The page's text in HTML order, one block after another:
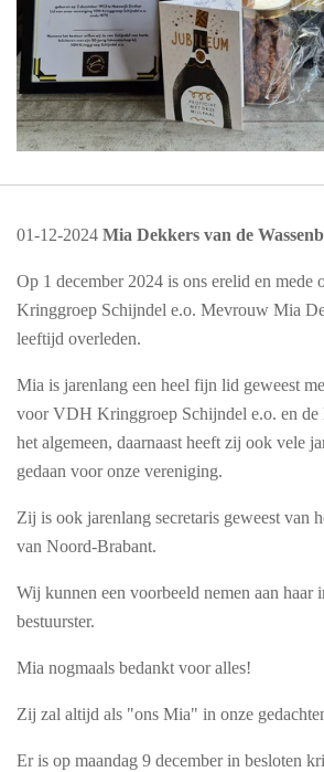
01-12-2024 Mia Dekkers van de
Op 1 december 2024 is ons erelid en
Kringgroep Schijndel e.o. Mevrouw Mia
leeftijd overleden.
Mia is jarenlang een heel fijn lid geweest
voor VDH Kringgroep Schijndel e.o. en de
het algemeen, daarnaast heeft zij ook vele
gedaan voor onze vereniging.
Zij is ook jarenlang secretaris geweest van
van Noord-Brabant.
Wij kunnen een voorbeeld nemen aan haar
bestuurster.
Mia nogmaals bedankt voor alles!
Zij zal altijd als "ons Mia" in onze
Er is op maandag 9 december in besloten